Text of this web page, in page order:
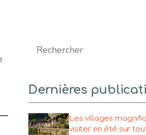
Search
Dernières
Les villages
visiter en été sur